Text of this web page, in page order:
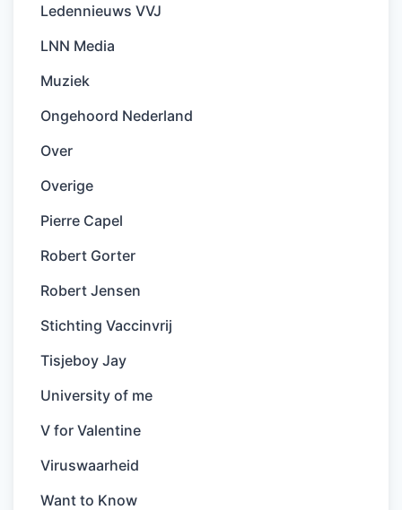
Ledennieuws VVJ
LNN Media
Muziek
Ongehoord Nederland
Over
Overige
Pierre Capel
Robert Gorter
Robert Jensen
Stichting Vaccinvrij
Tisjeboy Jay
University of me
V for Valentine
Viruswaarheid
Want to Know